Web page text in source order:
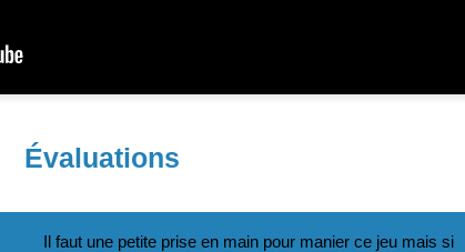
Évaluations
Il faut une petite prise en main pour manier ce jeu mais si